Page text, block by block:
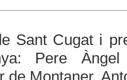
Sant Cugat i
Pere
de Montaner,